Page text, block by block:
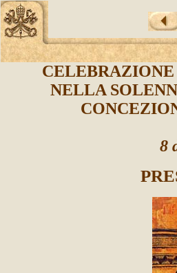
NELLA
8